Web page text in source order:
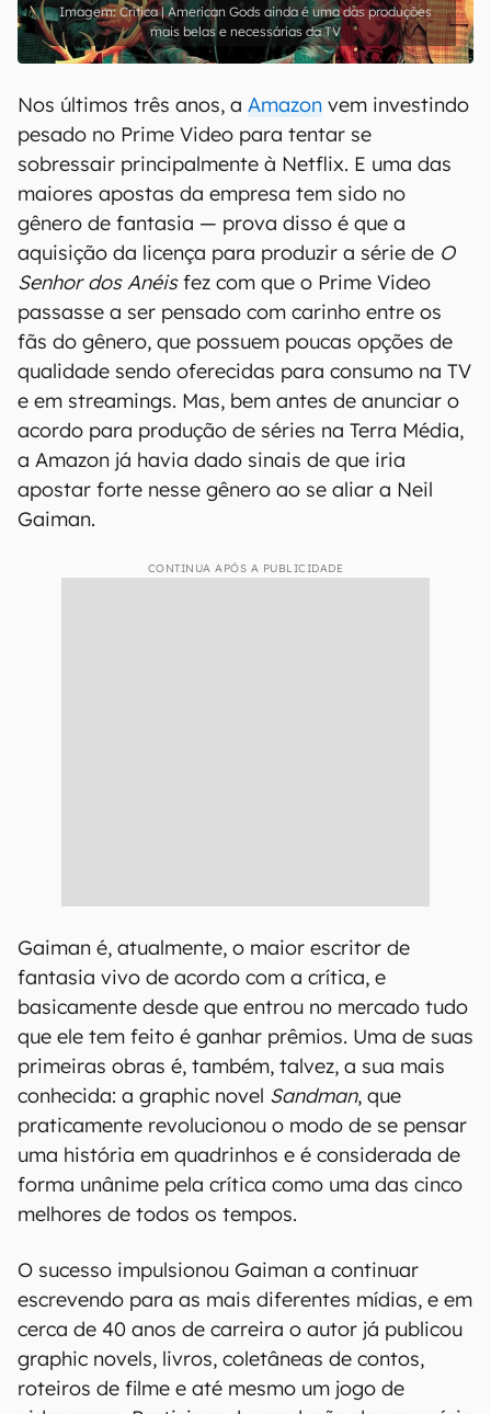
Crítica | American Gods ainda é uma das produções
mais belas e necessárias da TV
Nos últimos três anos, a Amazon vem investindo
pesado no Prime Video para tentar se
sobressair principalmente à Netflix. E uma das
maiores apostas da empresa tem sido no
gênero de fantasia — prova disso é que a
aquisição da licença para produzir a série de O
Senhor dos Anéisfez com que o Prime Video
passasse a ser pensado com carinho entre os
fãs do gênero, que possuem poucas opções de
qualidade sendo oferecidas para consumo na TV
e em streamings. Mas, bem antes de anunciar o
acordo para produção de séries na Terra Média,
a Amazon já havia dado sinais de que iria
apostar forte nesse gênero ao se aliar a Neil
Gaiman.
CONTINUA APÓS A PUBLICIDADE
Gaiman é, atualmente, o maior escritor de
fantasia vivo de acordo com a crítica, e
basicamente desde que entrou no mercado tudo
que ele tem feito é ganhar prêmios. Uma de suas
primeiras obras é, também, talvez, a sua mais
conhecida: a graphic novel Sandman, que
praticamente revolucionou o modo de se pensar
uma história em quadrinhos e é considerada de
forma unânime pela crítica como uma das cinco
melhores de todos os tempos.
O sucesso impulsionou Gaiman a continuar
escrevendo para as mais diferentes mídias, e em
cerca de 40 anos de carreira o autor já publicou
graphic novels, livros, coletâneas de contos,
roteiros de filme e até mesmo um jogo de